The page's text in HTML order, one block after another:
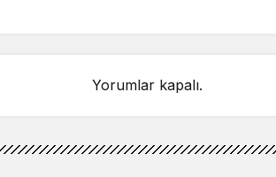
Yorumlar kapalı.